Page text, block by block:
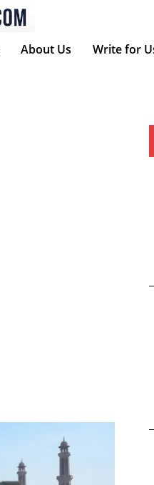
About Us Write for